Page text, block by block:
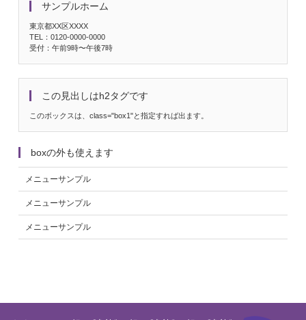
サンプルホーム
東京都XX区XXXX
TEL：0120-0000-0000
受付：午前9時〜午後7時
この見出しはh2タグです
このボックスは、class="box1"と指定すれば出ます。
boxの外も使えます
メニューサンプル
メニューサンプル
メニューサンプル